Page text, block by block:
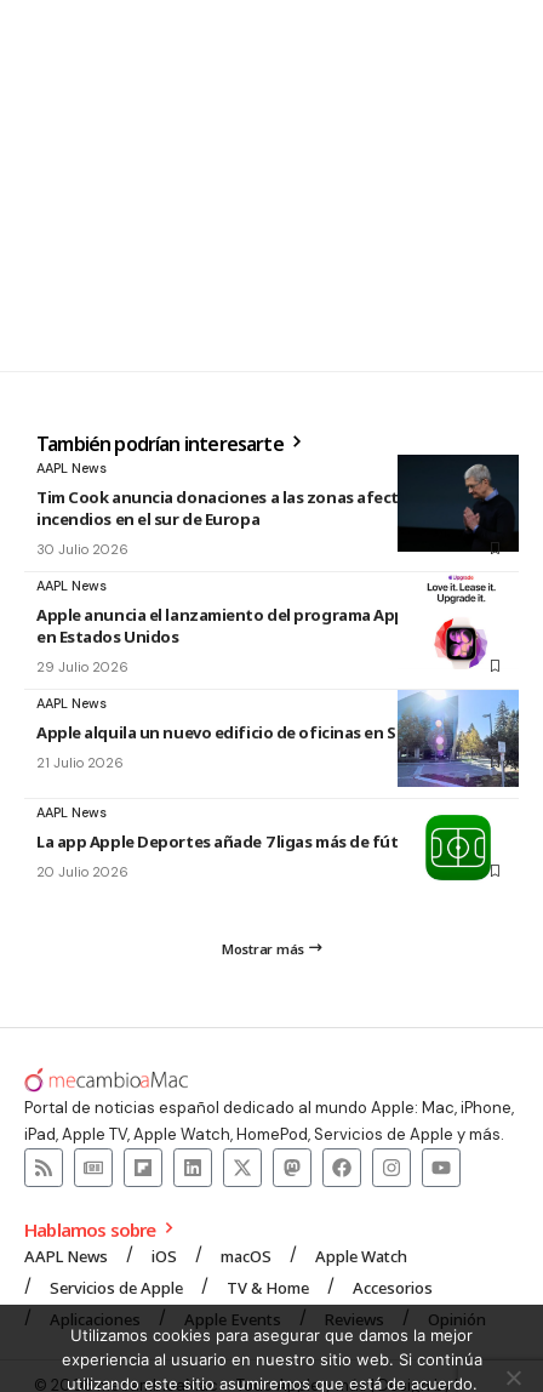
También podrían interesarte
AAPL News
Tim Cook anuncia donaciones a las zonas afectadas por los
incendios en el sur de Europa
30 Julio 2026
AAPL News
Apple anuncia el lanzamiento del programa Apple Upgrade
en Estados Unidos
29 Julio 2026
AAPL News
Apple alquila un nuevo edificio de oficinas en Sunnyvale
21 Julio 2026
AAPL News
La app Apple Deportes añade 7 ligas más de fútbol
20 Julio 2026
Mostrar más
Portal de noticias español dedicado al mundo Apple: Mac, iPhone,
iPad, Apple TV, Apple Watch, HomePod, Servicios de Apple y más.
Hablamos sobre
AAPL News iOS macOS
Apple Watch
Servicios de Apple
TV & Home
Accesorios
Aplicaciones
Apple Events Reviews Opinión
© 2008 mecambioaMac – Todo Apple y más | Design byUNXON
Utilizamos cookies para asegurar que damos la mejor
experiencia al usuario en nuestro sitio web. Si continúa
utilizando este sitio asumiremos que está de acuerdo.